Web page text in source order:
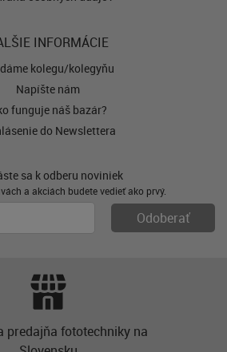
INFORMÁCIE
kolegu/kolegyňu
Napíšte nám
funguje náš bazár?
do Newslettera
sa k odberu noviniek
a akciách budete vedieť ako prvý.
predajňa fototechniky na